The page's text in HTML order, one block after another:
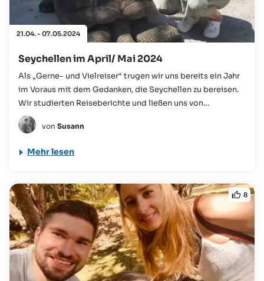
21.04. - 07.05.2024
Seychellen im April/ Mai 2024
Als „Gerne- und Vielreiser“ trugen wir uns bereits ein Jahr
im Voraus mit dem Gedanken, die Seychellen zu bereisen.
Wir studierten Reiseberichte und ließen uns von
wunderschönen Bildern inspirieren, so dass aus dem
Gedanken schnell ein konkreter Plan wurde. Während
von Susann
Mehr lesen
8